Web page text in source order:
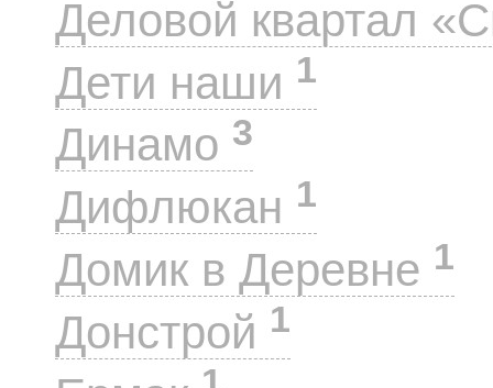
Деловой квартал
Дети наши 1
Динамо 3
Дифлюкан 1
Домик в Деревне 1
Донстрой 1